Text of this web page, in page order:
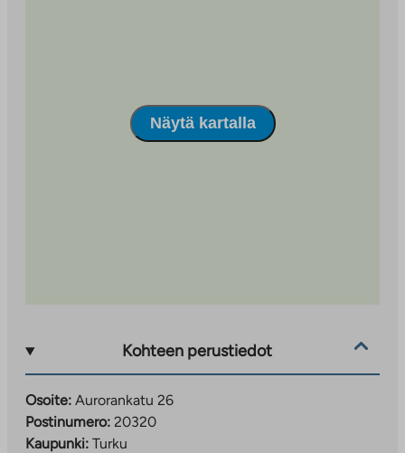
Näytä kartalla
Kohteen perustiedot
Osoite: Aurorankatu 26
Postinumero: 20320
Kaupunki: Turku